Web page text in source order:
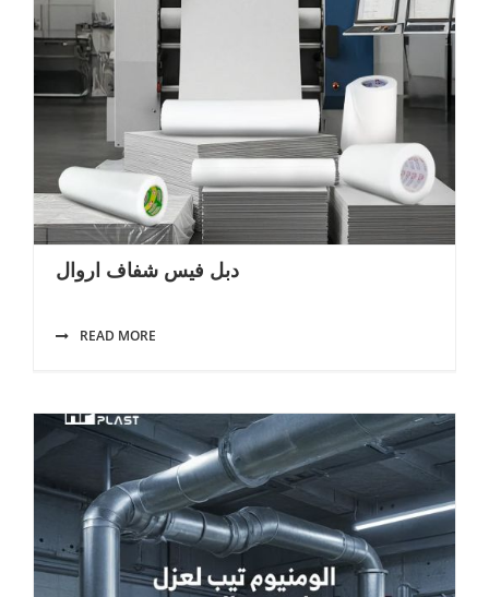
دبل فيس شفاف اروال
READ MORE